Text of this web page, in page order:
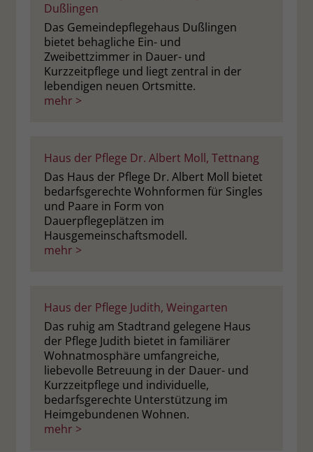
Dußlingen
Das Gemeindepflegehaus Dußlingen
bietet behagliche Ein- und
Zweibettzimmer in Dauer- und
Kurzzeitpflege und liegt zentral in der
lebendigen neuen Ortsmitte.
mehr >
Haus der Pflege Dr. Albert Moll, Tettnang
Das Haus der Pflege Dr. Albert Moll bietet
bedarfsgerechte Wohnformen für Singles
und Paare in Form von
Dauerpflegeplätzen im
Hausgemeinschaftsmodell.
mehr >
Haus der Pflege Judith, Weingarten
Das ruhig am Stadtrand gelegene Haus
der Pflege Judith bietet in familiärer
Wohnatmosphäre umfangreiche,
liebevolle Betreuung in der Dauer- und
Kurzzeitpflege und individuelle,
bedarfsgerechte Unterstützung im
Heimgebundenen Wohnen.
mehr >
Zweck
Der Zweck von _fbp ist vollständig auf
die Werbe- und Analysebemühungen
von Facebook zurückzuführen. Dieses
Cookie ist ein Erstanbieter-Cookie, d. h.
Facebook platziert es, während ein
und meldet dieses Verhalten an
Facebook. Facebook kann dann die
gesammelten Daten nutzen, um den
Nutzer besser zu verstehen und
bessere, relevantere Werbung zu
zeigen. Das _fbp-Cookie sammelt keine
persönlich identifizierbaren